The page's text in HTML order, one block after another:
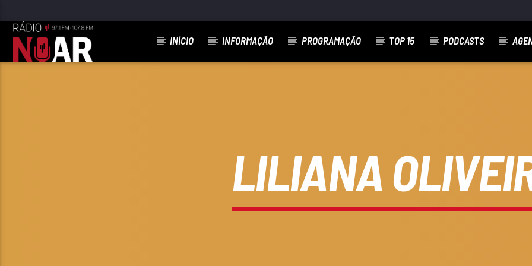
INÍCIO INFORMAÇÃO PROGRAMAÇÃO TOP 15 PODCASTS
LILIANA